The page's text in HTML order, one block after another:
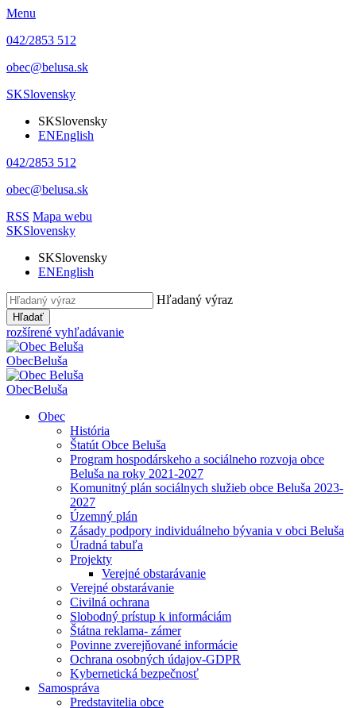
Menu
042/2853 512
obec@belusa.sk
SKSlovensky
SKSlovensky
ENEnglish
042/2853 512
obec@belusa.sk
RSS Mapa webu
SKSlovensky
SKSlovensky
ENEnglish
Hľadaný výraz
Hľadať
rozšírené vyhľadávanie
ObecBeluša
ObecBeluša
Obec
História
Štatút Obce Beluša
Program hospodárskeho a sociálneho rozvoja obce
Beluša na roky 2021-2027
Komunitný plán sociálnych služieb obce Beluša 2023-
2027
Územný plán
Zásady podpory individuálneho bývania v obci Beluša
Úradná tabuľa
Projekty
Verejné obstarávanie
Verejné obstarávanie
Civilná ochrana
Slobodný prístup k informáciám
Štátna reklama- zámer
Povinne zverejňované informácie
Ochrana osobných údajov-GDPR
Kybernetická bezpečnosť
Samospráva
Predstavitelia obce